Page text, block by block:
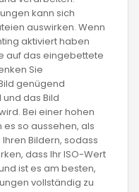
kann sich
auswirken. Wenn
aktiviert haben
auf das eingebettete
Sie
genügend
das Bild
Bei einer hohen
so aussehen, als
Bildern, sodass
dass Ihr ISO-Wert
ist es am besten,
vollständig zu